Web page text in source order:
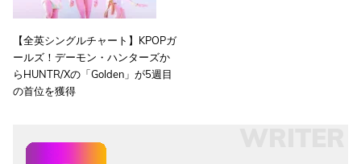
【全英シングルチャート】KPOPガ
ールズ！デーモン・ハンターズか
らHUNTR/Xの「Golden」が5週目
の首位を獲得